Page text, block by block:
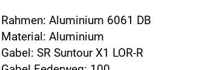
Rahmen: Aluminium 6061 DB
Material: Aluminium
Gabel: SR Suntour X1 LOR-R